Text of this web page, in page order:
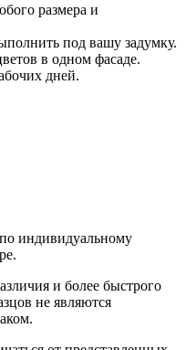
размера и
под вашу задумку.
в одном фасаде.
дней.
индивидуальному
и более быстрого
не являются